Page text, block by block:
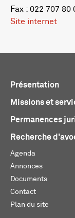
Fax : 022 707 80
Site internet
Présentation
Missions et
Permanences
Recherche
Agenda
Annonces
Documents
Contact
Plan du site